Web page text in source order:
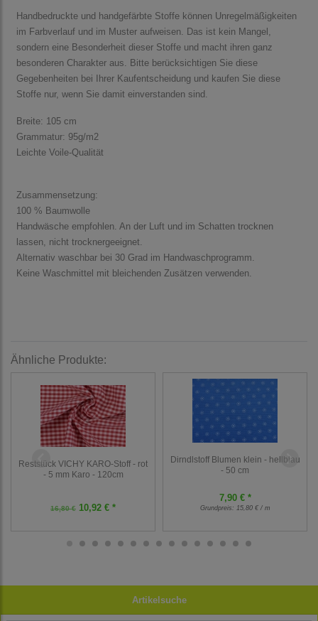
Artikelsuche
Handbedruckte und handgefärbte Stoffe können Unregelmäßigkeiten
im Farbverlauf und im Muster aufweisen. Das ist kein Mangel,
sondern eine Besonderheit dieser Stoffe und macht ihren ganz
besonderen Charakter aus. Bitte berücksichtigen Sie diese
Gegebenheiten bei Ihrer Kaufentscheidung und kaufen Sie diese
Stoffe nur, wenn Sie damit einverstanden sind.
Breite: 105 cm
Grammatur: 95g/m2
Leichte Voile-Qualität
Zusammensetzung:
100 % Baumwolle
Handwäsche empfohlen. An der Luft und im Schatten trocknen
lassen, nicht trocknergeeignet.
Alternativ waschbar bei 30 Grad im Handwaschprogramm.
Keine Waschmittel mit bleichenden Zusätzen verwenden.
Ähnliche Produkte:
Reststück VICHY KARO-Stoff - rot
- 5 mm Karo - 120cm
16,80 € 10,92 € *
Dirndlstoff Blumen klein - hellblau
- 50 cm
7,90 € *
Grundpreis: 15,80 € / m